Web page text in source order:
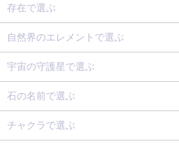
存在で選ぶ
自然界のエレメントで選ぶ
宇宙の守護星で選ぶ
石の名前で選ぶ
チャクラで選ぶ